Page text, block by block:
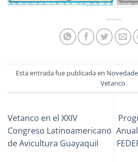
Esta entrada fue publicada en
Vetanco.
Vetanco en el XXIV
Congreso Latinoamericano
de Avicultura Guayaquil